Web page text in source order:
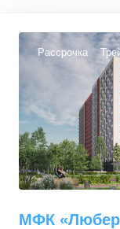
Рассрочка
МФК